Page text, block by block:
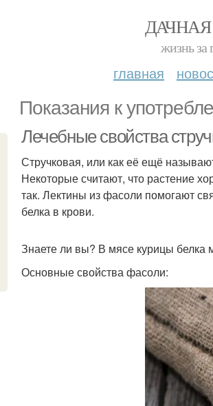
жизнь за
главная
Показания к
Лечебные свойства
Стручковая, или как её ещё
Некоторые считают, что растение
так. Лектины из фасоли помогают
белка в крови.
Знаете ли вы? В мясе курицы
Основные свойства фасоли: